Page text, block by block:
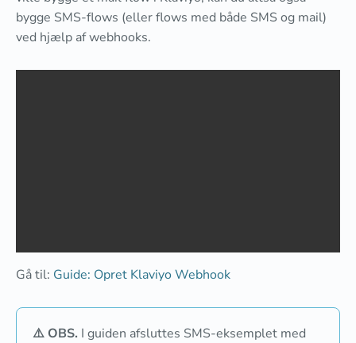
bygge SMS-flows (eller flows med både SMS og mail)
ved hjælp af webhooks.
Gå til: Guide: Opret Klaviyo Webhook
⚠️ OBS. I guiden afsluttes SMS-eksemplet med